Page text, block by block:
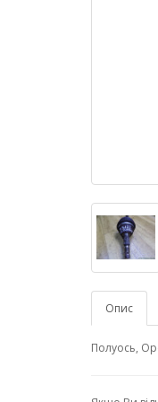
Опис
Полуось,